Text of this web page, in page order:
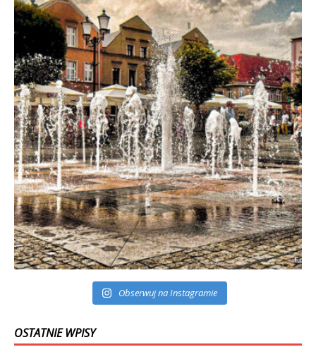
Obserwuj na Instagramie
OSTATNIE WPISY